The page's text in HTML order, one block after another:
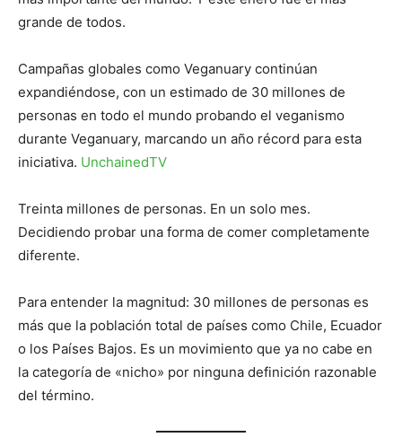
grande de todos.
Campañas globales como Veganuary continúan
expandiéndose, con un estimado de 30 millones de
personas en todo el mundo probando el veganismo
durante Veganuary, marcando un año récord para esta
iniciativa. UnchainedTV
Treinta millones de personas. En un solo mes.
Decidiendo probar una forma de comer completamente
diferente.
Para entender la magnitud: 30 millones de personas es
más que la población total de países como Chile, Ecuador
o los Países Bajos. Es un movimiento que ya no cabe en
la categoría de «nicho» por ninguna definición razonable
del término.